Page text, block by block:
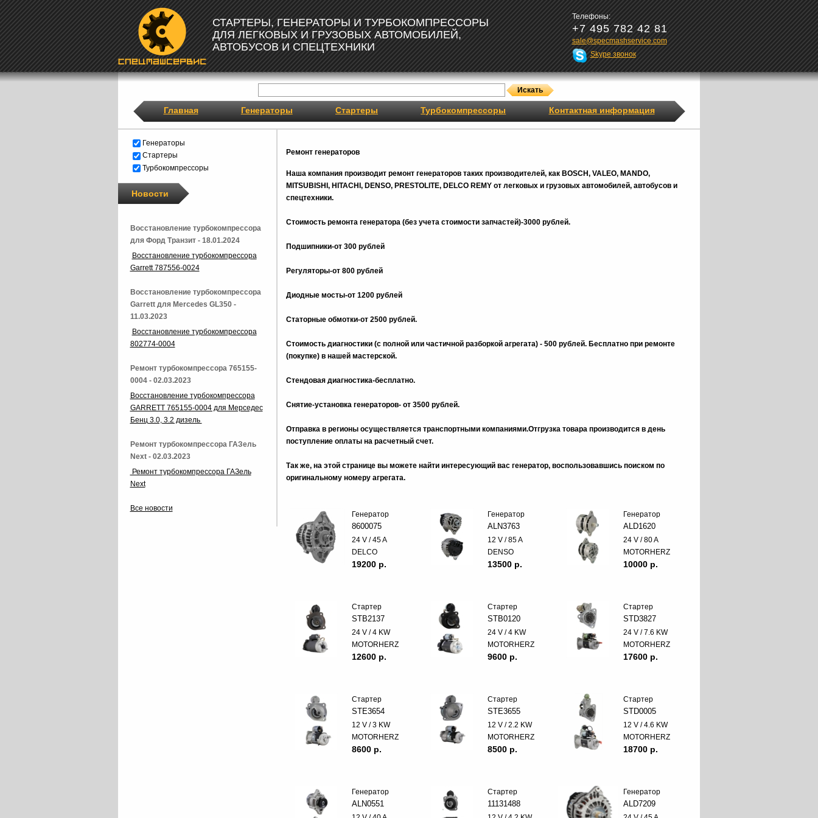
СТАРТЕРЫ, ГЕНЕРАТОРЫ И ТУРБОКОМПРЕССОРЫ
ДЛЯ ЛЕГКОВЫХ И ГРУЗОВЫХ АВТОМОБИЛЕЙ,
АВТОБУСОВ И СПЕЦТЕХНИКИ
Телефоны:
+7 495 782 42 81
sale@specmashservice.com
Skype звонок
Главная Генераторы Стартеры Турбокомпрессоры Контактная информация
Ремонт генераторов
Наша компания производит ремонт генераторов таких производителей, как BOSCH, VALEO, MANDO,
MITSUBISHI, HITACHI, DENSO, PRESTOLITE, DELCO REMY от легковых и грузовых автомобилей, автобусов и
спецтехники.
Стоимость ремонта генератора (без учета стоимости запчастей)-3000 рублей.
Подшипники-от 300 рублей
Регуляторы-от 800 рублей
Диодные мосты-от 1200 рублей
Статорные обмотки-от 2500 рублей.
Стоимость диагностики (с полной или частичной разборкой агрегата) - 500 рублей. Бесплатно при ремонте
(покупке) в нашей мастерской.
Стендовая диагностика-бесплатно.
Снятие-установка генераторов- от 3500 рублей.
Отправка в регионы осуществляется транспортными компаниями.Отгрузка товара производится в день
поступление оплаты на расчетный счет.
Так же, на этой странице вы можете найти интересующий вас генератор, воспользовавшись поиском по
оригинальному номеру агрегата.
Генератор
8600075
24 V / 45 A
DELCO
19200 p.
Генератор
ALN3763
12 V / 85 A
DENSO
13500 p.
Генератор
ALD1620
24 V / 80 A
MOTORHERZ
10000 p.
Стартер
STB2137
24 V / 4 KW
MOTORHERZ
12600 p.
Стартер
STB0120
24 V / 4 KW
MOTORHERZ
9600 p.
Стартер
STD3827
24 V / 7.6 KW
MOTORHERZ
17600 p.
Стартер
STE3654
12 V / 3 KW
MOTORHERZ
8600 p.
Стартер
STE3655
12 V / 2.2 KW
MOTORHERZ
8500 p.
Стартер
STD0005
12 V / 4.6 KW
MOTORHERZ
18700 p.
Генератор
ALN0551
Стартер
11131488
Генератор
ALD7209
Генераторы
Стартеры
Турбокомпрессоры
Новости
Восстановление турбокомпрессора
для Форд Транзит - 18.01.2024
Восстановление турбокомпрессора
Garrett 787556-0024
Восстановление турбокомпрессора
Garrett для Mercedes GL350 -
11.03.2023
Восстановление турбокомпрессора
802774-0004
Ремонт турбокомпрессора 765155-
0004 - 02.03.2023
Восстановление турбокомпрессора
GARRETT 765155-0004 для Мерседес
Бенц 3.0, 3.2 дизель
Ремонт турбокомпрессора ГАЗель
Next - 02.03.2023
Ремонт турбокомпрессора ГАЗель
Next
Все новости